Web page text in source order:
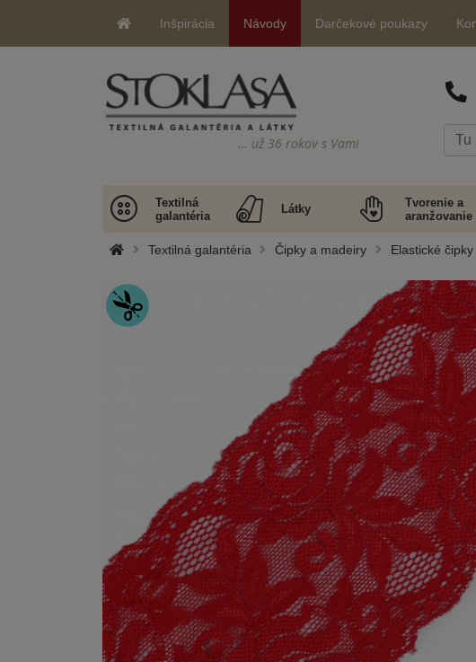
Inšpirácia Návody Darčekové poukazy
… už 36 rokov s Vami
Textilná
galantéria
Látky
Tvorenie a
aranžovanie
Textilná galantéria Čipky a madeiry Elastické čipky